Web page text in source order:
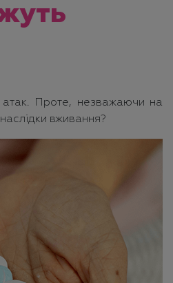
атак. Проте, незважаючи на
вживання?